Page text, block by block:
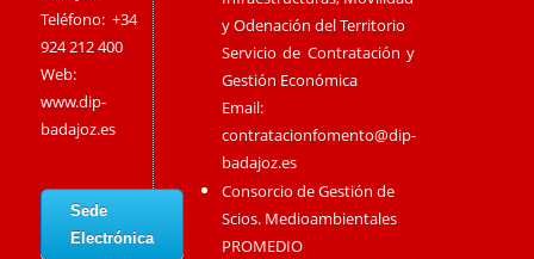
Teléfono: +34
924 212 400
Web:
www.dip-
badajoz.es
Sede
Electrónica
y Odenación del Territorio
Servicio de Contratación y
Gestión Económica
Email:
contratacionfomento@dip-
badajoz.es
Consorcio de Gestión de
Scios. Medioambientales
PROMEDIO